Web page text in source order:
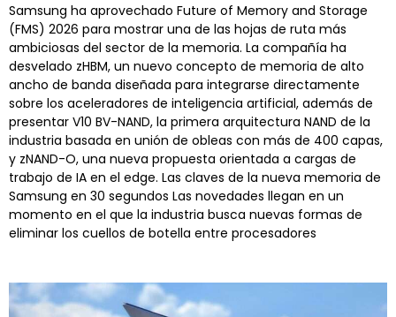
Samsung ha aprovechado Future of Memory and Storage
(FMS) 2026 para mostrar una de las hojas de ruta más
ambiciosas del sector de la memoria. La compañía ha
desvelado zHBM, un nuevo concepto de memoria de alto
ancho de banda diseñada para integrarse directamente
sobre los aceleradores de inteligencia artificial, además de
presentar V10 BV-NAND, la primera arquitectura NAND de la
industria basada en unión de obleas con más de 400 capas,
y zNAND-O, una nueva propuesta orientada a cargas de
trabajo de IA en el edge. Las claves de la nueva memoria de
Samsung en 30 segundos Las novedades llegan en un
momento en el que la industria busca nuevas formas de
eliminar los cuellos de botella entre procesadores